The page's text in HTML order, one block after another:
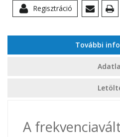
Regisztráció
További
A